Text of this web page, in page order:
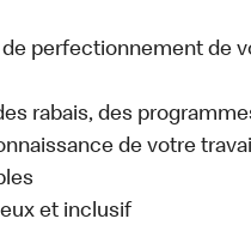
de perfectionnement de
rabais, des
de votre
et inclusif